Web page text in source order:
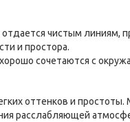
чистым
и простора.
сочетаются с
оттенков и
расслабляющей